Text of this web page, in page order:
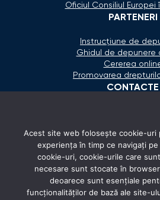
Oficiul Consiliul Europei
PARTENERI
Instrucțiune de
Ghidul de depunere
Cererea
Promovarea
CONTACTE
Strada Calea Ieşilor
Luni - Vineri:
Acest site web folosește cookie-uri
experiența în timp ce navigați
cookie-uri, cookie-urile care
necesare sunt stocate în
deoarece sunt esențiale
funcționalităților de bază ale site-